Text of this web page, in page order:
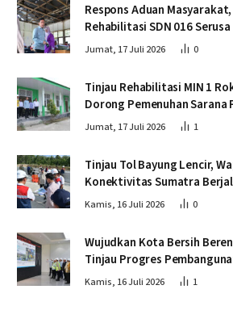
Respons Aduan
Rehabilitasi SDN 016
Jumat, 17 Juli 2026 0
Tinjau Rehabilitasi MIN 1
Dorong Pemenuhan
Jumat, 17 Juli 2026 1
Tinjau Tol Bayung Lencir,
Konektivitas Sumatra
Kamis, 16 Juli 2026 0
Wujudkan Kota Bersih
Tinjau Progres
Kamis, 16 Juli 2026 1